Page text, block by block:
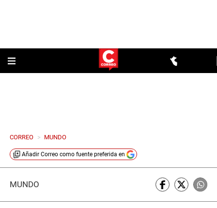
CORREO > MUNDO
Añadir Correo como fuente preferida en
MUNDO